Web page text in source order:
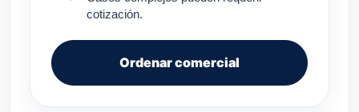
cotización.
Ordenar comercial